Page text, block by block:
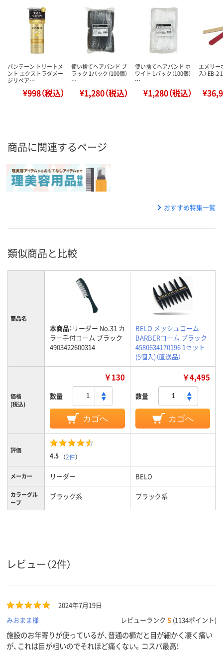
パンテーン トリートメ
ント エクストラダメー
ジリペア…
¥998（税込）
使い捨てヘアバンド ブ
ラック 1パック（100個）
…
¥1,280（税込）
使い捨てヘアバンド ホ
ワイト 1パック（100個）
…
¥1,280（税込）
エメリー
入） EB-
商品に関連するページ
おすすめ特集一覧
類似商品と比較
商品名
本商品： リーダー No.31 カ
ラー手付コーム ブラック
4903422600314
BELO メッシュコーム
BARBERコーム ブラック
4580634170196 1セット
(5個入)（直送品）
価格
(税込)
￥130
数量
カゴへ
￥4,495
数量
カゴへ
評価
4.5 （2件）
メーカー リーダー BELO
カラーグル
ープ
ブラック系 ブラック系
レビュー（2件）
2024年7月19日
みおまま様
レビューランク S (1134ポイント)
施設のお年寄りが使っているが、普通の櫛だと目が細かく凄く痛い
が、これは目が粗いのでそれほど痛くない。コスパ最高！